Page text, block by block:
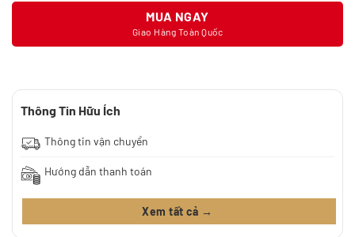
MUA NGAY
Giao Hàng Toàn Quốc
Thông Tin Hữu Ích
Thông tin vận chuyển
Hướng dẫn thanh toán
Xem tất cả →